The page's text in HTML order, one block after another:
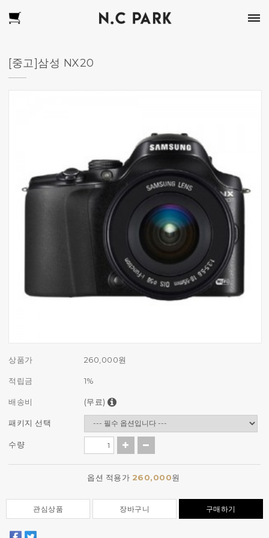
[중고]삼성 NX20
상품가 260,000원
적립금 1%
배송비 (무료)
패키지 선택
수량
옵션 적용가 260,000원
관심상품 장바구니 구매하기